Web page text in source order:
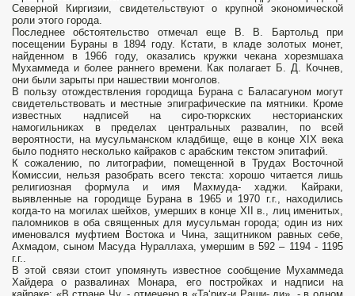
Северной Киргизии, свидетельствуют о крупной экономической
роли этого города.
Последнее обстоятельство от­мечал еще В. В. Бартольд при
посещении Бураны в 1894 году. Кстати, в кладе золотых монет,
найденном в 1966 году, оказались кружки чекана хорезмшаха
Мухаммеда и более раннего времени. Как полагает Б. Д. Кочнев,
они были зарыты при нашествии монголов.
В пользу отождествления городища Бурана с Баласагуном могут
свидетельствовать и местные эпиграфические па­ мятники. Кроме
известных надписей на сиро-тюркских несторианских
намогильниках в пределах центральных развалин, по всей
вероятности, на мусульманском кладбище, еще в конце XIX века
было поднято несколько кайраков с арабским текстом эпитафий.
К сожалению, по литографии, помещенной в Трудах Восточной
Комиссии, нельзя разобрать всего текста: хорошо читается лишь
религиозная формула и имя Махмуда- хаджи. Кайраки,
выявленные на городище Бурана в 1965 и 1970 г.г., находились
когда-то на могилах шейхов, умерших в конце XII в., лиц именитых,
паломников в оба священных для му­сульман города; один из них
именовался муфтием Востока и Чина, защитником равных себе,
Ахмадом, сыном Масуда Нураллаха, умершим в 592 – 1194 - 1195
г.г..
В этой связи стоит упомянуть известное сообщение Му­хаммеда
Хайдера о развалинах Монара, его постройках и над­писи на